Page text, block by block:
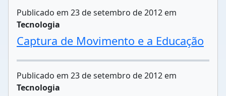
Publicado em 23 de setembro de 2012 em
Tecnologia
Captura de Movimento e a Educação
Publicado em 23 de setembro de 2012 em
Tecnologia